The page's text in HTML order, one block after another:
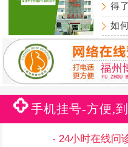
得
如
手机挂号-方便,
24小时在线问